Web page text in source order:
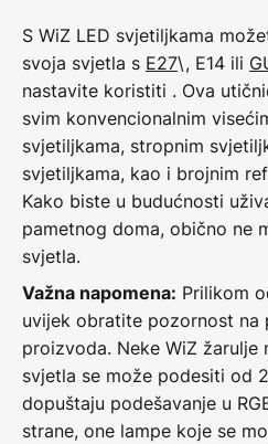
S WiZ LED svjetiljkama
svoja svjetla s E27\, E14 ili
nastavite koristiti . Ova
svim konvencionalnim
svjetiljkama, stropnim
svjetiljkama, kao i brojnim
Kako biste u budućnosti
pametnog doma, obično ne
svjetla.
Važna napomena: Prilikom
uvijek obratite pozornost na
proizvoda. Neke WiZ
svjetla se može podesiti od
dopuštaju podešavanje u
strane, one lampe koje se